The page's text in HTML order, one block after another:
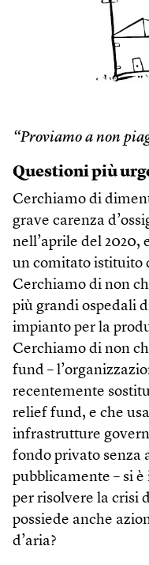
“Proviamo a non
Questioni più
Cerchiamo di
grave carenza
nell’aprile del 2020,
un comitato istituito
Cerchiamo di non
più grandi ospedali
impianto per la
Cerchiamo di non
fund –
recentemente
relief fund, e che
infrastrutture
fondo privato senza
pubblicamente – si
per risolvere la crisi
possiede anche
d’aria?